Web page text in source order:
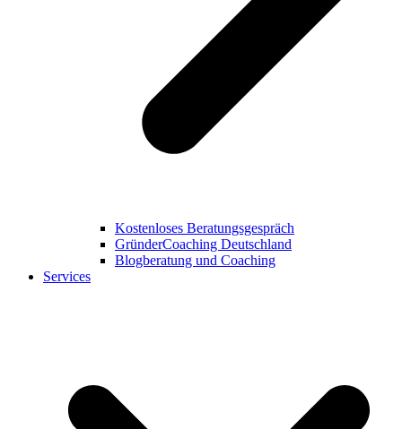
Kostenloses Beratungsgespräch
GründerCoaching Deutschland
Blogberatung und Coaching
Services